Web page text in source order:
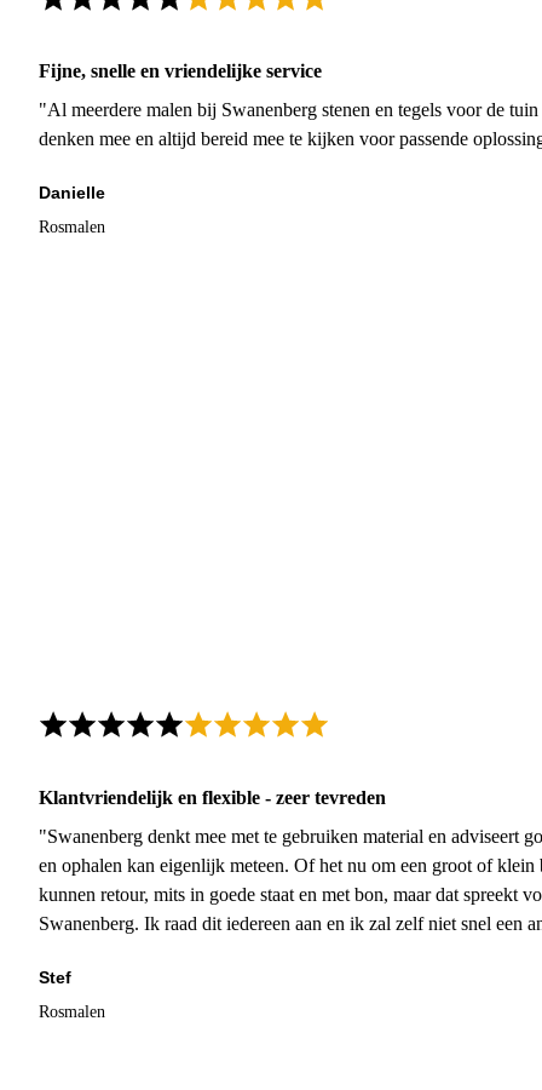
Fijne, snelle en vriendelijke service
"Al meerdere malen bij Swanenberg stenen en tegels voor de
denken mee en altijd bereid mee te kijken voor passende
Danielle
Rosmalen
Klantvriendelijk en flexible - zeer tevreden
"Swanenberg denkt mee met te gebruiken material en adviseert
en ophalen kan eigenlijk meteen. Of het nu om een groot of
kunnen retour, mits in goede staat en met bon, maar dat spreekt
Swanenberg. Ik raad dit iedereen aan en ik zal zelf niet snel een
Stef
Rosmalen